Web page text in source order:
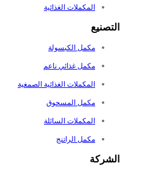
المكملات الغذائية
التصنيع
مكمل الكبسولة
مكمل غذائي ناعم
المكملات الغذائية الصمغية
مكمل المسحوق
المكملات السائلة
مكمل الراتنج
الشركة